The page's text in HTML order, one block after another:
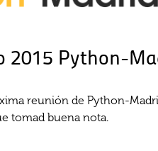
2015 Python-
reunión de Python-
tomad buena nota.